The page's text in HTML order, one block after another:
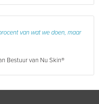
van wat we doen, maar
Bestuur van Nu Skin®